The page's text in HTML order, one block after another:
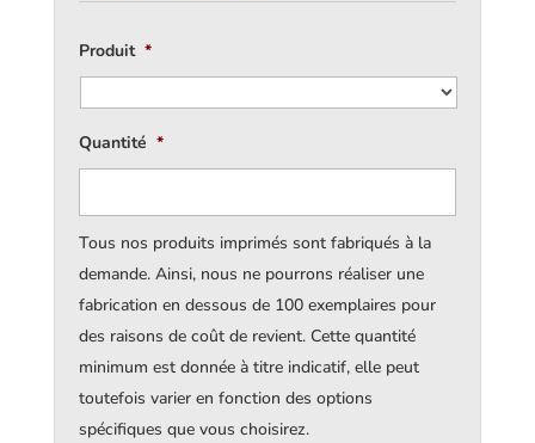
Produit *
Quantité *
Tous nos produits imprimés sont fabriqués à la
demande. Ainsi, nous ne pourrons réaliser une
fabrication en dessous de 100 exemplaires pour
des raisons de coût de revient. Cette quantité
minimum est donnée à titre indicatif, elle peut
toutefois varier en fonction des options
spécifiques que vous choisirez.